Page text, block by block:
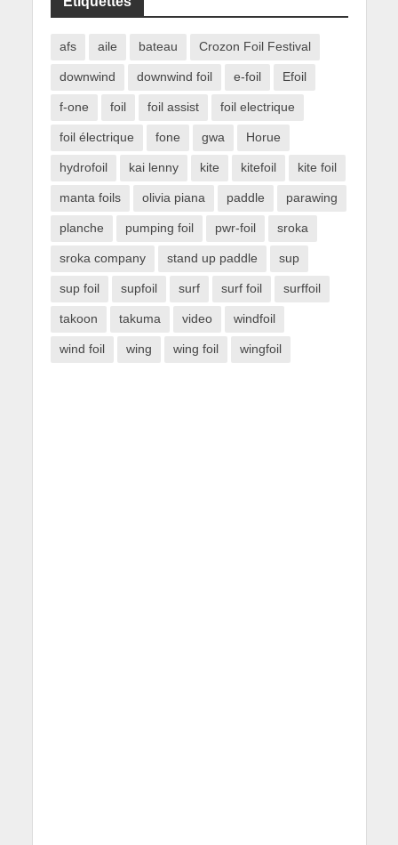
afs aile bateau Crozon Foil Festival
downwind downwind foil e-foil Efoil
f-one foil foil assist foil electrique
foil électrique fone gwa Horue
hydrofoil kai lenny kite kitefoil kite foil
manta foils olivia piana paddle parawing
planche pumping foil pwr-foil sroka
sroka company stand up paddle sup
sup foil supfoil surf surf foil surffoil
takoon takuma video windfoil
wind foil wing wing foil wingfoil